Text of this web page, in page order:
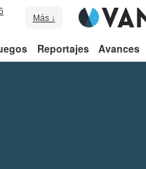
Más ↓
Reportajes Avances